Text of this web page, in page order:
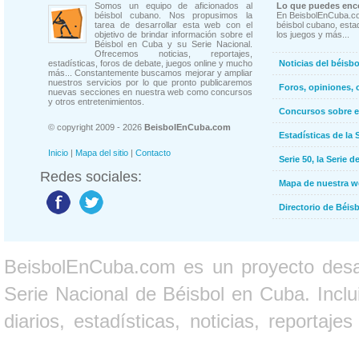
Somos un equipo de aficionados al
béisbol cubano. Nos propusimos la
tarea de desarrollar esta web con el
objetivo de brindar información sobre el
Béisbol en Cuba y su Serie Nacional.
Ofrecemos noticias, reportajes,
estadísticas, foros de debate, juegos online y mucho
más... Constantemente buscamos mejorar y ampliar
nuestros servicios por lo que pronto publicaremos
nuevas secciones en nuestra web como concursos
y otros entretenimientos.
© copyright 2009 - 2026 BeisbolEnCuba.com
Inicio | Mapa del sitio | Contacto
Redes sociales:
Lo que puedes
En
béisbol cubano,
los juegos y más...
Noticias del
Foros, opiniones,
Concursos sobre
Estadísticas de la
Serie 50, la Serie
Mapa de nuestra
Directorio de
BeisbolEnCuba.com es un proyecto
Serie Nacional de Béisbol en Cuba.
diarios, estadísticas, noticias,